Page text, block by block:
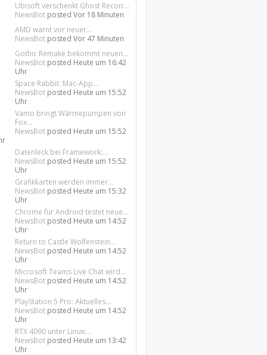
Ubisoft verschenkt Ghost Recon:...
NewsBot postedVor 18 Minuten
AMD warnt vor neuer...
NewsBot postedVor 47 Minuten
Gothic Remake bekommt neuen...
NewsBot posted Heute um 16:42
Uhr
Space Rabbit: Mac-App...
NewsBot posted Heute um 15:52
Uhr
Vamo bringt Wärmepumpen von
Fox...
NewsBot posted Heute um 15:52
Datenleck bei Framework:...
NewsBot posted Heute um 15:52
Uhr
Grafikkarten werden immer...
NewsBot posted Heute um 15:32
Uhr
Chrome für Android testet neue...
NewsBot posted Heute um 14:52
Uhr
Return to Castle Wolfenstein...
NewsBot posted Heute um 14:52
Uhr
Microsoft Teams Live Chat wird...
NewsBot posted Heute um 14:52
Uhr
PlayStation 5 Pro: Aktuelles...
NewsBot posted Heute um 14:52
Uhr
RTX 4090 unter Linux:...
NewsBot posted Heute um 13:42
Uhr